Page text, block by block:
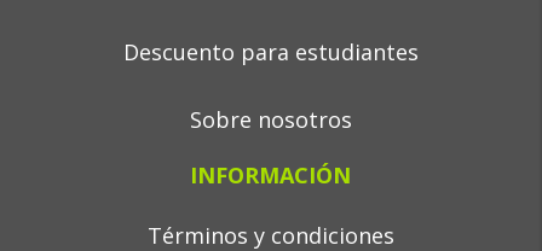
Descuento para estudiantes
Sobre nosotros
INFORMACIÓN
Términos y condiciones